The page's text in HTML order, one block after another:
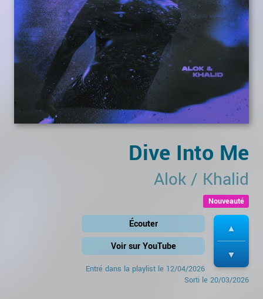
Dive Into Me
Alok / Khalid
Nouveauté
Écouter
Voir sur YouTube
Entré dans la playlist le 12/04/2026
Sorti le 20/03/2026